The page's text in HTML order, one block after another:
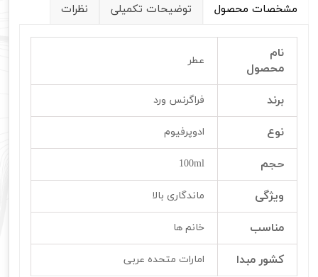
مشخصات محصول توضیحات تکمیلی نظرات
نام
محصول
عطر
برند فراگرنس ورد
نوع ادوپرفیوم
حجم 100ml
ویژگی ماندگاری بالا
مناسب خانم ها
کشور مبدا امارات متحده عربی